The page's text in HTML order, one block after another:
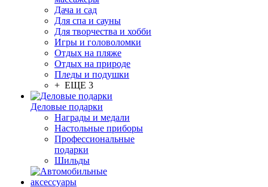
Дача и сад
Для спа и сауны
Для творчества и хобби
Игры и головоломки
Отдых на пляже
Отдых на природе
Пледы и подушки
+ ЕЩЕ 3
Деловые подарки
Награды и медали
Настольные приборы
Профессиональные
подарки
Шильды